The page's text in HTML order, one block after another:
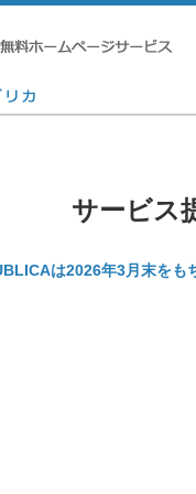
サービス
は2026年3月末をも